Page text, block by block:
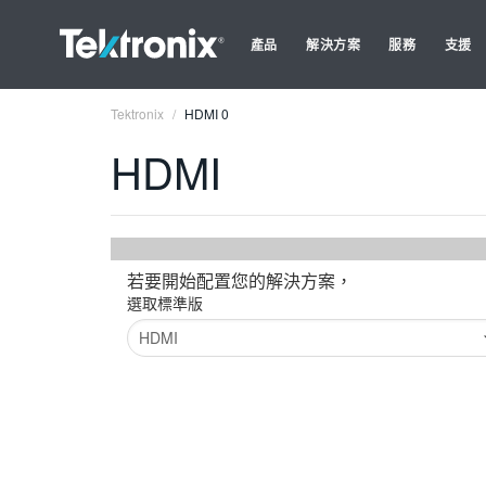
產品 解決方案 服務 支援
Tektronix HDMI 0
HDMI
若要開始配置您的解決方案，
選取標準版